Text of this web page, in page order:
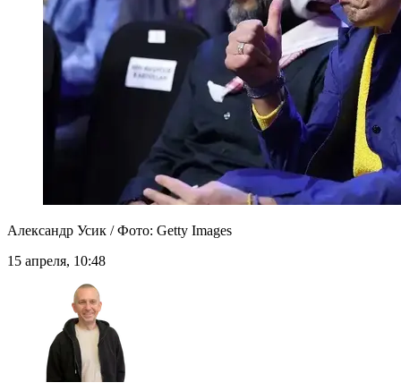
Александр Усик / Фото: Getty Images
15 апреля, 10:48